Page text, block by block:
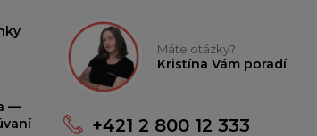
—
Máte otázky?
Kristína Vám poradí
+421 2 800 12 333